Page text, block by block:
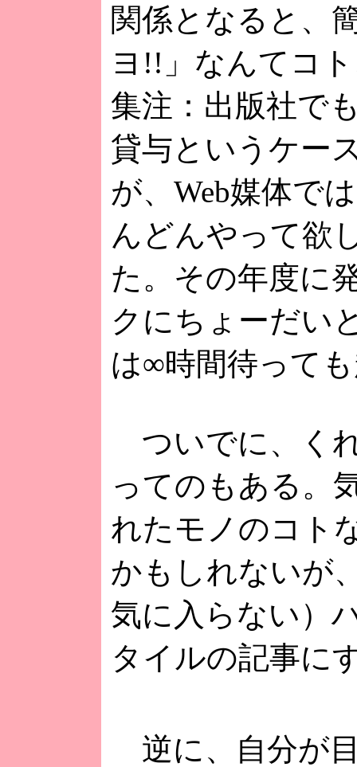
関係となると、
ヨ!!」なんてコ
集注：出版社で
貸与というケー
が、Web媒体で
んどんやって欲
た。その年度に
クにちょーだい
は∞時間待って
ついでに、く
ってのもある。
れたモノのコト
かもしれないが
気に入らない）
タイルの記事に
逆に、自分が